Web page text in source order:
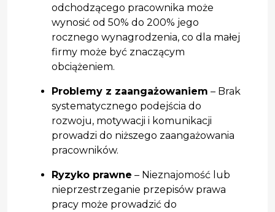
odchodzącego pracownika może
wynosić od 50% do 200% jego
rocznego wynagrodzenia, co dla małej
firmy może być znaczącym
obciążeniem.
Problemy z zaangażowaniem – Brak
systematycznego podejścia do
rozwoju, motywacji i komunikacji
prowadzi do niższego zaangażowania
pracowników.
Ryzyko prawne – Nieznajomość lub
nieprzestrzeganie przepisów prawa
pracy może prowadzić do